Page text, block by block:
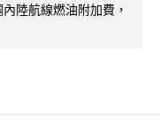
陸航線燃油附加費，